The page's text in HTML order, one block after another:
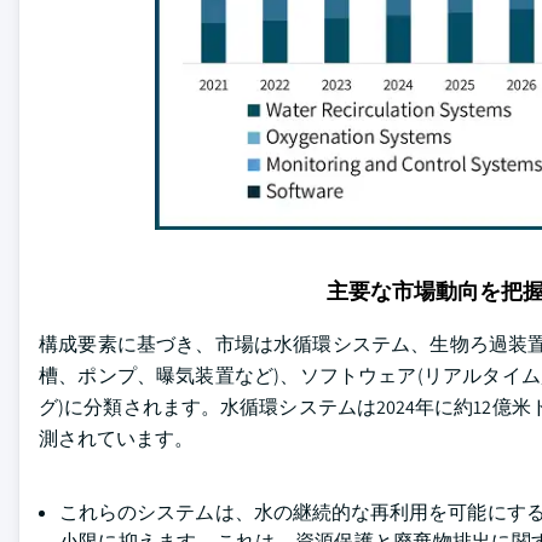
主要な市場動向を把
構成要素に基づき、市場は水循環システム、生物ろ過
槽、ポンプ、曝気装置など)、ソフトウェア(リアルタイ
グ)に分類されます。水循環システムは2024年に約12億米
測されています。
これらのシステムは、水の継続的な再利用を可能にす